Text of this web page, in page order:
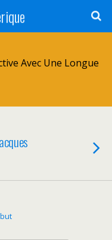
Avec Une Longue